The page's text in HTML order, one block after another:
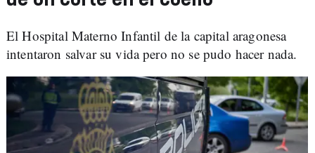
El Hospital Materno Infantil de la capital aragonesa
intentaron salvar su vida pero no se pudo hacer nada.